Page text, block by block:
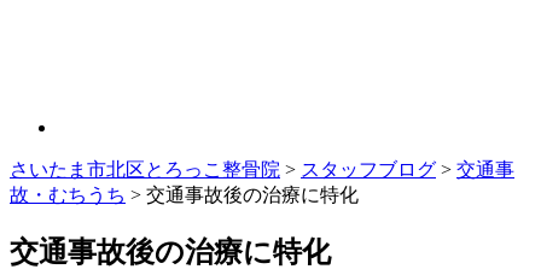
さいたま市北区とろっこ整骨院 > スタッフブログ > 交通事
故・むちうち > 交通事故後の治療に特化
交通事故後の治療に特化